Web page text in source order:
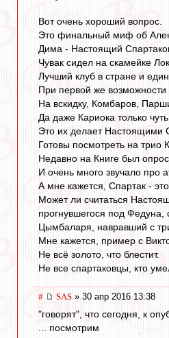
Вот очень хороший вопрос.
Это финальный миф об
Дима - Настоящий
Чувак сидел на скамейке
Лучший клуб в стране и
При первой же
На вскидку, Комбаров,
Да даже Кариока только
Это их делает Настоящими
Готовы посмотреть на
Недавно на Книге был
И очень много звучало про
А мне кажется, Спартак -
Может ли считаться
прогнувшегося под Федуна,
Цымбаларя, навравший с
Мне кажется, пример с
Не всё золото, что блестит.
Не все спартаковцы, кто
# SAS » 30 апр 2016 13:38
"говорят", что сегодня, к
... посмотрим